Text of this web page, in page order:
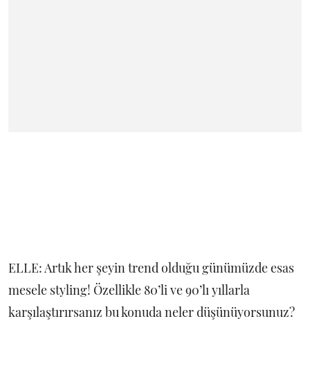
ELLE: Artık her şeyin trend olduğu günümüzde esas
mesele styling! Özellikle 80’li ve 90’lı yıllarla
karşılaştırırsanız bu konuda neler düşünüyorsunuz?